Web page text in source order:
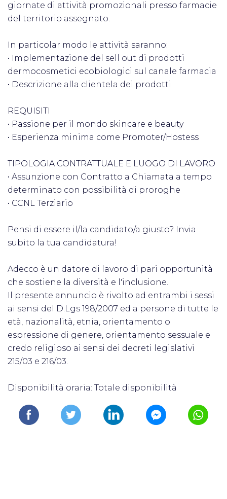
giornate di attività promozionali presso farmacie
del territorio assegnato.
In particolar modo le attività saranno:
• Implementazione del sell out di prodotti
dermocosmetici ecobiologici sul canale farmacia
• Descrizione alla clientela dei prodotti
REQUISITI
• Passione per il mondo skincare e beauty
• Esperienza minima come Promoter/Hostess
TIPOLOGIA CONTRATTUALE E LUOGO DI LAVORO
• Assunzione con Contratto a Chiamata a tempo
determinato con possibilità di proroghe
• CCNL Terziario
Pensi di essere il/la candidato/a giusto? Invia
subito la tua candidatura!
Adecco è un datore di lavoro di pari opportunità
che sostiene la diversità e l'inclusione.
Il presente annuncio è rivolto ad entrambi i sessi
ai sensi del D.Lgs 198/2007 ed a persone di tutte le
età, nazionalità, etnia, orientamento o
espressione di genere, orientamento sessuale e
credo religioso ai sensi dei decreti legislativi
215/03 e 216/03.
Disponibilità oraria: Totale disponibilità